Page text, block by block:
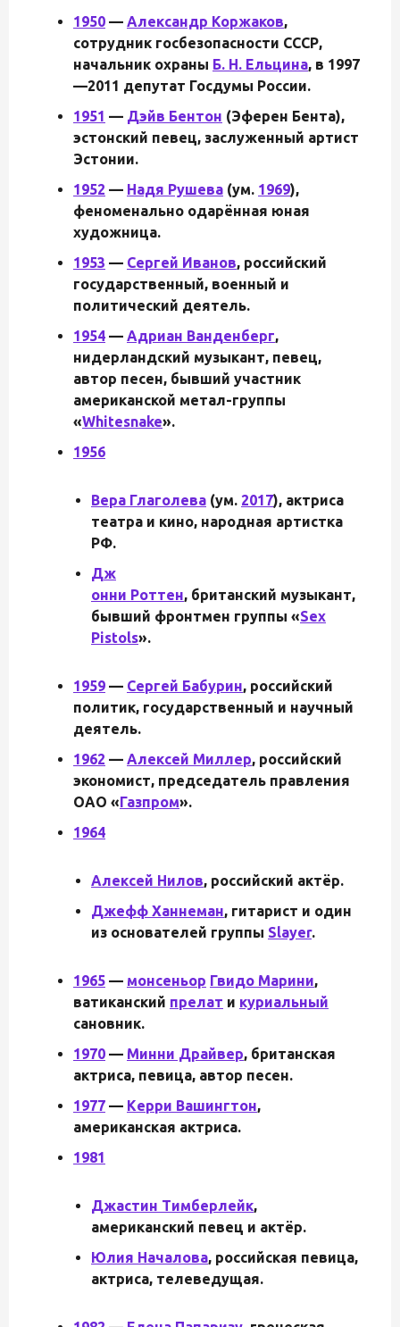
1950 — Александр Коржаков,
сотрудник госбезопасности СССР,
начальник охраны Б. Н. Ельцина, в 1997
—2011 депутат Госдумы России.
1951 — Дэйв Бентон (Эферен Бента),
эстонский певец, заслуженный артист
Эстонии.
1952 — Надя Рушева (ум. 1969),
феноменально одарённая юная
художница.
1953 — Сергей Иванов, российский
государственный, военный и
политический деятель.
1954 — Адриан Ванденберг,
нидерландский музыкант, певец,
автор песен, бывший участник
американской метал-группы
«Whitesnake».
1956
Вера Глаголева (ум. 2017), актриса
театра и кино, народная артистка
РФ.
Дж
онни Роттен, британский музыкант,
бывший фронтмен группы «Sex
Pistols».
1959 — Сергей Бабурин, российский
политик, государственный и научный
деятель.
1962 — Алексей Миллер, российский
экономист, председатель правления
ОАО «Газпром».
1964
Алексей Нилов, российский актёр.
Джефф Ханнеман, гитарист и один
из основателей группы Slayer.
1965 — монсеньор Гвидо Марини,
ватиканский прелат и куриальный
сановник.
1970 — Минни Драйвер, британская
актриса, певица, автор песен.
1977 — Керри Вашингтон,
американская актриса.
1981
Джастин Тимберлейк,
американский певец и актёр.
Юлия Началова, российская певица,
актриса, телеведущая.